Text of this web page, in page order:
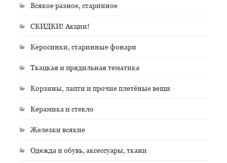
Всякое разное, старинное
СКИДКИ! Акции!
Керосинки, старинные фонари
Ткацкая и прядильная тематика
Корзины, лапти и прочие плетёные вещи
Керамика и стекло
Железки всякие
Одежда и обувь, аксессуары, ткани